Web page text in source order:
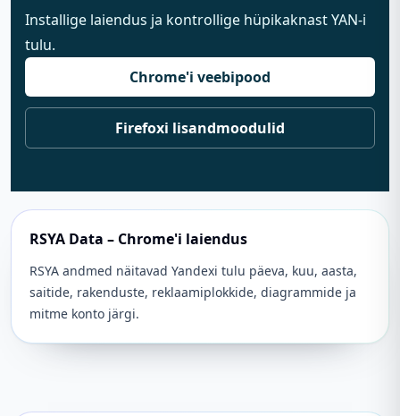
Installige laiendus ja kontrollige hüpikaknast YAN-i
tulu.
Chrome'i veebipood
Firefoxi lisandmoodulid
RSYA Data – Chrome'i laiendus
RSYA andmed näitavad Yandexi tulu päeva, kuu, aasta,
saitide, rakenduste, reklaamiplokkide, diagrammide ja
mitme konto järgi.